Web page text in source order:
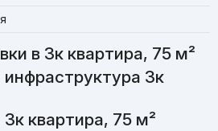
в 3к квартира, 75 м²
3к
квартира, 75 м²